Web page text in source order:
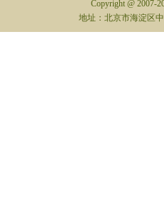
Copyright @ 2007-
地址：北京市海淀区